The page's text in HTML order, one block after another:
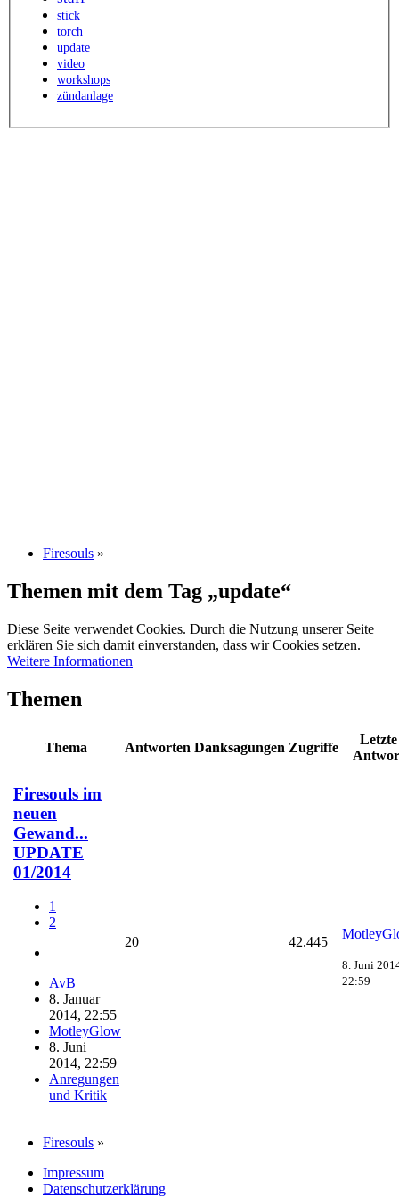
stick
torch
update
video
workshops
zündanlage
Firesouls »
Themen mit dem Tag „update“
Diese Seite verwendet Cookies. Durch die Nutzung unserer Seite
erklären Sie sich damit einverstanden, dass wir Cookies setzen.
Weitere Informationen
Themen
Thema Antworten Danksagungen Zugriffe
Letzte
Firesouls im
neuen
Gewand...
UPDATE
01/2014
1
2
AvB
8. Januar
2014, 22:55
MotleyGlow
8. Juni
2014, 22:59
Anregungen
und Kritik
20 42.445
8. Juni
22:59
Firesouls »
Impressum
Datenschutzerklärung